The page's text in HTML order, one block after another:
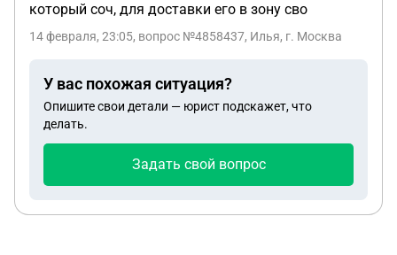
который соч, для доставки его в зону сво
14 февраля, 23:05, вопрос №4858437, Илья, г. Москва
У вас похожая ситуация?
Опишите свои детали — юрист подскажет, что
делать.
Задать свой вопрос